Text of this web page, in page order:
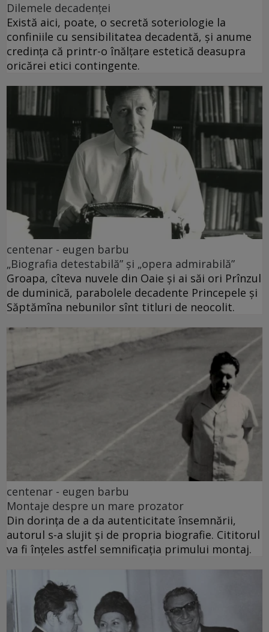
Dilemele decadenței
Există aici, poate, o secretă soteriologie la
confiniile cu sensibilitatea decadentă, și anume
credința că printr-o înălțare estetică deasupra
oricărei etici contingente.
centenar - eugen barbu
„Biografia detestabilă” și „opera admirabilă”
Groapa, cîteva nuvele din Oaie și ai săi ori Prînzul
de duminică, parabolele decadente Princepele și
Săptămîna nebunilor sînt titluri de neocolit.
centenar - eugen barbu
Montaje despre un mare prozator
Din dorința de a da autenticitate însemnării,
autorul s-a slujit și de propria biografie. Cititorul
va fi înțeles astfel semnificația primului montaj.